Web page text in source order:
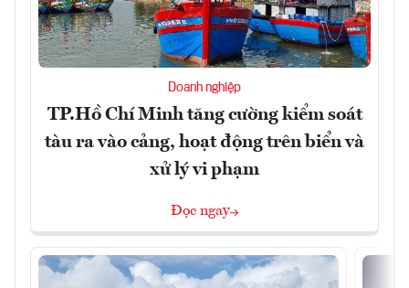
Doanh nghiệp
TP.Hồ Chí Minh tăng cường kiểm soát
tàu ra vào cảng, hoạt động trên biển và
xử lý vi phạm
Đọc ngay